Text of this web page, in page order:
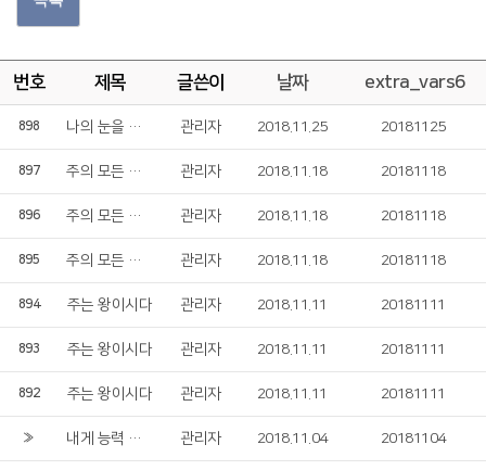
번호 제목 글쓴이 날짜 extra_vars6
898 나의 눈을 열어 주소서 관리자 2018.11.25 20181125
897 주의 모든 일에 감사드리며 관리자 2018.11.18 20181118
896 주의 모든 일에 감사드리며 관리자 2018.11.18 20181118
895 주의 모든 일에 감사드리며 관리자 2018.11.18 20181118
894 주는 왕이시다 관리자 2018.11.11 20181111
893 주는 왕이시다 관리자 2018.11.11 20181111
892 주는 왕이시다 관리자 2018.11.11 20181111
» 내게 능력 주시는 자 안에서 관리자 2018.11.04 20181104